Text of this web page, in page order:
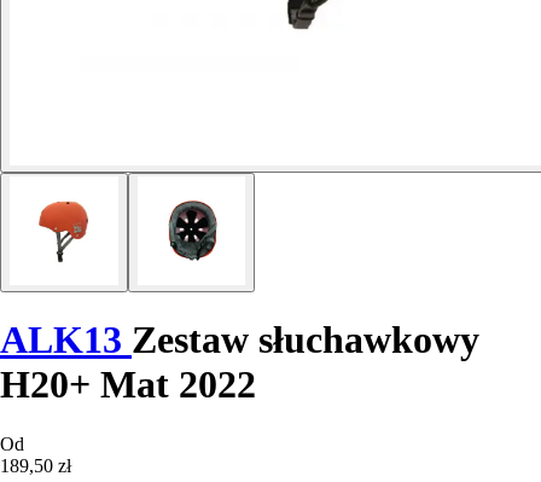
ALK13 Zestaw słuchawkowy
H20+ Mat 2022
Od
189,50 zł